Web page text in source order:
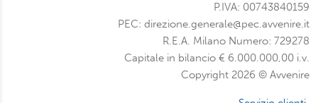
P.IVA: 00743840159
PEC: direzione.generale@pec.avvenire.it
R.E.A. Milano Numero: 729278
Capitale in bilancio € 6.000.000,00 i.v.
Copyright 2026 © Avvenire